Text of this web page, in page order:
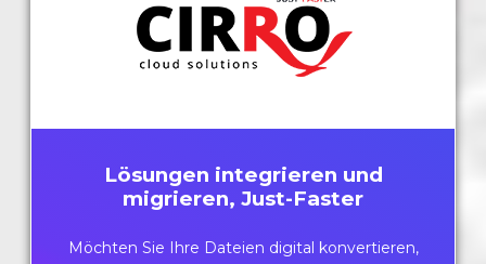
Lösungen integrieren und
migrieren, Just-Faster
Möchten Sie Ihre Dateien digital konvertieren,